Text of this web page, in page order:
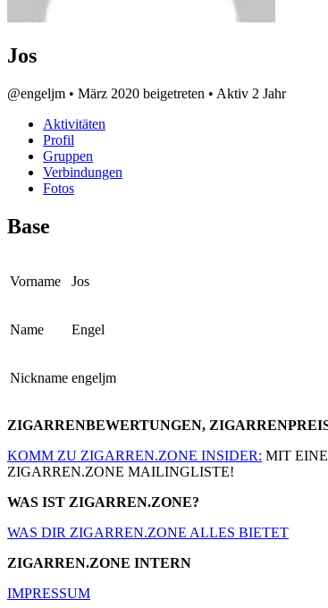
Jos
@engeljm • März 2020 beigetreten • Aktiv 2 Jahr
Aktivitäten
Profil
Gruppen
Verbindungen
Fotos
Base
Vorname Jos
Name Engel
Nickname engeljm
ZIGARRENBEWERTUNGEN,
KOMM ZU ZIGARREN.ZONE INSIDER: MIT
ZIGARREN.ZONE MAILINGLISTE!
WAS IST ZIGARREN.ZONE?
WAS DIR ZIGARREN.ZONE ALLES BIETET
ZIGARREN.ZONE INTERN
IMPRESSUM